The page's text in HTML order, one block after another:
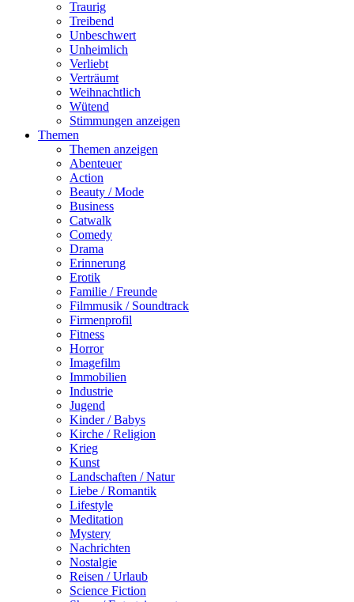
Traurig
Treibend
Unbeschwert
Unheimlich
Verliebt
Verträumt
Weihnachtlich
Wütend
Stimmungen anzeigen
Themen
Themen anzeigen
Abenteuer
Action
Beauty / Mode
Business
Catwalk
Comedy
Drama
Erinnerung
Erotik
Familie / Freunde
Filmmusik / Soundtrack
Firmenprofil
Fitness
Horror
Imagefilm
Immobilien
Industrie
Jugend
Kinder / Babys
Kirche / Religion
Krieg
Kunst
Landschaften / Natur
Liebe / Romantik
Lifestyle
Meditation
Mystery
Nachrichten
Nostalgie
Reisen / Urlaub
Science Fiction